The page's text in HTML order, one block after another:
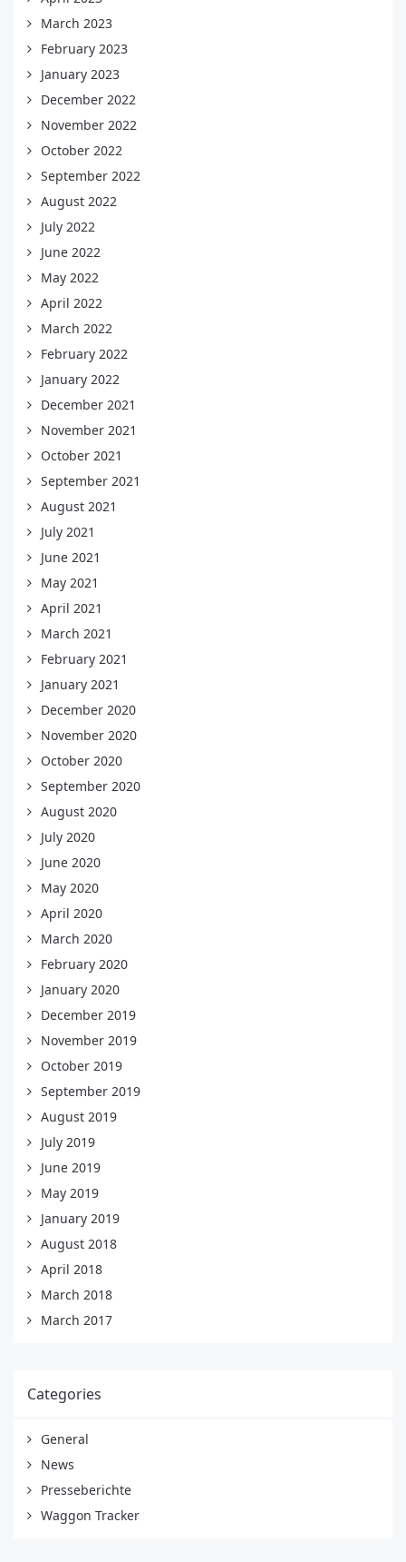
March 2023
February 2023
January 2023
December 2022
November 2022
October 2022
September 2022
August 2022
July 2022
June 2022
May 2022
April 2022
March 2022
February 2022
January 2022
December 2021
November 2021
October 2021
September 2021
August 2021
July 2021
June 2021
May 2021
April 2021
March 2021
February 2021
January 2021
December 2020
November 2020
October 2020
September 2020
August 2020
July 2020
June 2020
May 2020
April 2020
March 2020
February 2020
January 2020
December 2019
November 2019
October 2019
September 2019
August 2019
July 2019
June 2019
May 2019
January 2019
August 2018
April 2018
March 2018
March 2017
Categories
General
News
Presseberichte
Waggon Tracker